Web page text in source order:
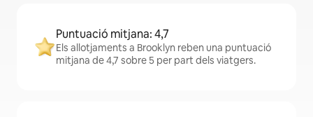
Puntuació mitjana: 4,7
Els allotjaments a Brooklyn reben una puntuació
mitjana de 4,7 sobre 5 per part dels viatgers.